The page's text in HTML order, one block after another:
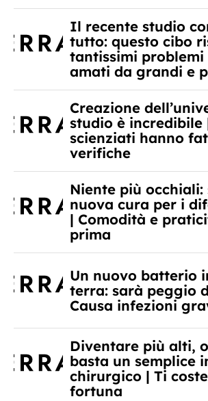
Il recente studio
tutto: questo cibo
tantissimi problemi
amati da grandi e
Creazione
studio è incredibile
scienziati hanno
verifiche
Niente più occhiali:
nuova cura per i
| Comodità e
prima
Un nuovo batterio
terra: sarà peggio
Causa infezioni
Diventare più alti,
basta un semplice
chirurgico | Ti
fortuna